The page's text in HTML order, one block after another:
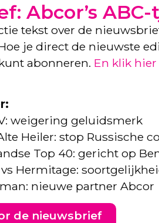
Abcor’s ABC-
tekst over de
je direct de nieuwste
abonneren. En klik hier
weigering geluidsmerk
Heiler: stop Russische
Top 40: gericht op
Hermitage:
nieuwe partner Abcor
de nieuwsbrief